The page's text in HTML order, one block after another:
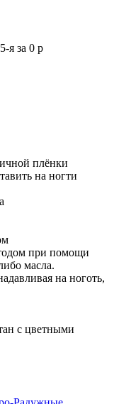
я за 0 р
плёнки
на ногти
при помощи
масла.
на ноготь,
с цветными